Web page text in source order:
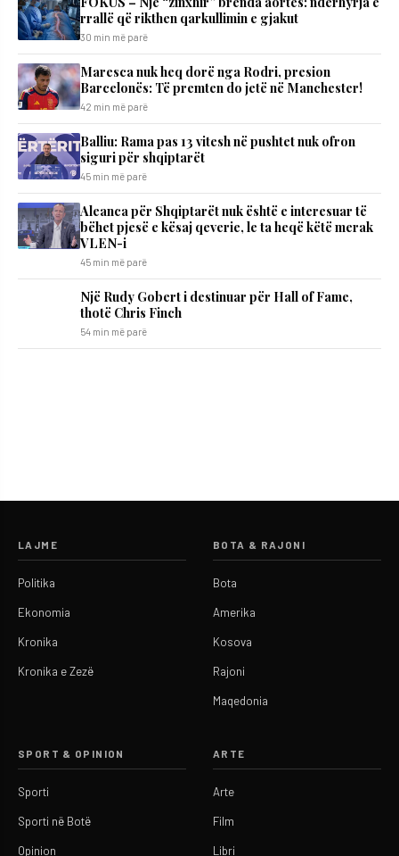
rrallë që rikthen qarkullimin e gjakut
30 min më parë
Maresca nuk heq dorë nga Rodri, presion
Barcelonës: Të premten do jetë në Manchester!
42 min më parë
Balliu: Rama pas 13 vitesh në pushtet nuk ofron
siguri për shqiptarët
45 min më parë
Aleanca për Shqiptarët nuk është e interesuar të
bëhet pjesë e kësaj qeverie, le ta heqë këtë merak
VLEN-i
45 min më parë
Një Rudy Gobert i destinuar për Hall of Fame,
thotë Chris Finch
54 min më parë
LAJME
Politika
Ekonomia
Kronika
Kronika e Zezë
BOTA & RAJONI
Bota
Amerika
Kosova
Rajoni
Maqedonia
SPORT & OPINION
Sporti
Sporti në Botë
Opinion
ARTE
Arte
Film
Libri